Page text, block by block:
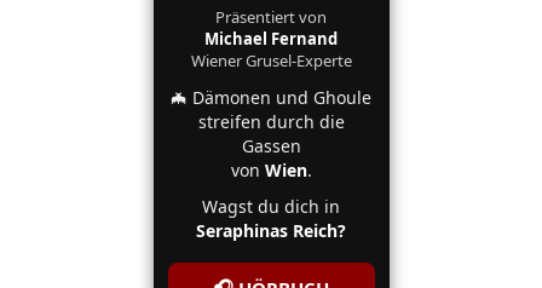
Präsentiert von
Michael Fernand
Wiener Grusel-Experte
🦇 Dämonen und Ghoule
streifen durch die
Gassen
von Wien.
Wagst du dich in
Seraphinas Reich?